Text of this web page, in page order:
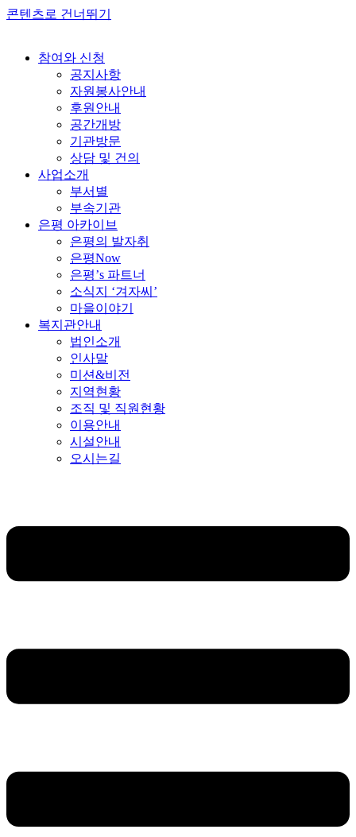
콘텐츠로 건너뛰기
참여와 신청
공지사항
자원봉사안내
후원안내
공간개방
기관방문
상담 및 건의
사업소개
부서별
부속기관
은평 아카이브
은평의 발자취
은평Now
은평’s 파트너
소식지 ‘겨자씨’
마을이야기
복지관안내
법인소개
인사말
미션&비전
지역현황
조직 및 직원현황
이용안내
시설안내
오시는길